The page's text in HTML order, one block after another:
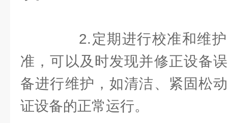
2.定期进行校准和维护
准，可以及时发现并修正设备
备进行维护，如清洁、紧固松
证设备的正常运行。